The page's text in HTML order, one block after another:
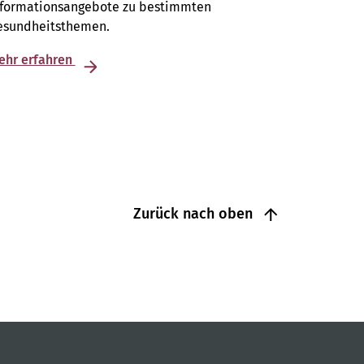
zu bestimmten
erfahren
Zurück nach oben